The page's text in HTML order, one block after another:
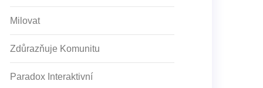
Milovat
Zdůrazňuje Komunitu
Paradox Interaktivní